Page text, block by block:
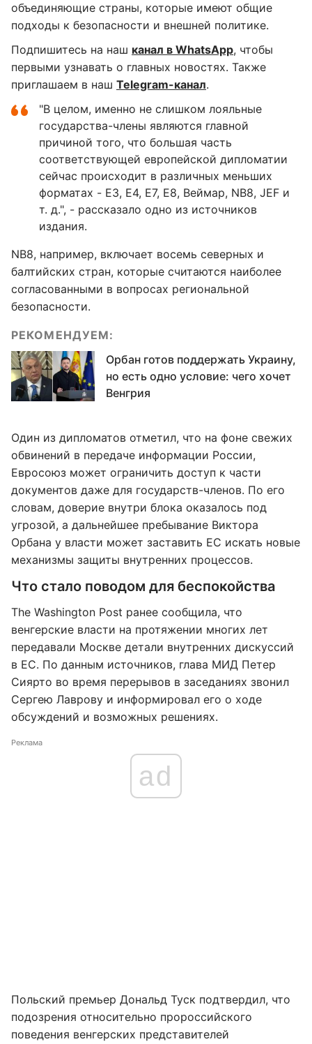
объединяющие страны, которые имеют общие
подходы к безопасности и внешней политике.
Подпишитесь на наш канал в WhatsApp, чтобы
первыми узнавать о главных новостях. Также
приглашаем в наш Telegram-канал.
"В целом, именно не слишком лояльные
государства-члены являются главной
причиной того, что большая часть
соответствующей европейской дипломатии
сейчас происходит в различных меньших
форматах - E3, E4, E7, E8, Веймар, NB8, JEF и
т. д.", - рассказало одно из источников
издания.
NB8, например, включает восемь северных и
балтийских стран, которые считаются наиболее
согласованными в вопросах региональной
безопасности.
РЕКОМЕНДУЕМ:
Орбан готов поддержать Украину,
но есть одно условие: чего хочет
Венгрия
Один из дипломатов отметил, что на фоне свежих
обвинений в передаче информации России,
Евросоюз может ограничить доступ к части
документов даже для государств-членов. По его
словам, доверие внутри блока оказалось под
угрозой, а дальнейшее пребывание Виктора
Орбана у власти может заставить ЕС искать новые
механизмы защиты внутренних процессов.
Что стало поводом для беспокойства
The Washington Post ранее сообщила, что
венгерские власти на протяжении многих лет
передавали Москве детали внутренних дискуссий
в ЕС. По данным источников, глава МИД Петер
Сиярто во время перерывов в заседаниях звонил
Сергею Лаврову и информировал его о ходе
обсуждений и возможных решениях.
Реклама
ad
Польский премьер Дональд Туск подтвердил, что
подозрения относительно пророссийского
поведения венгерских представителей